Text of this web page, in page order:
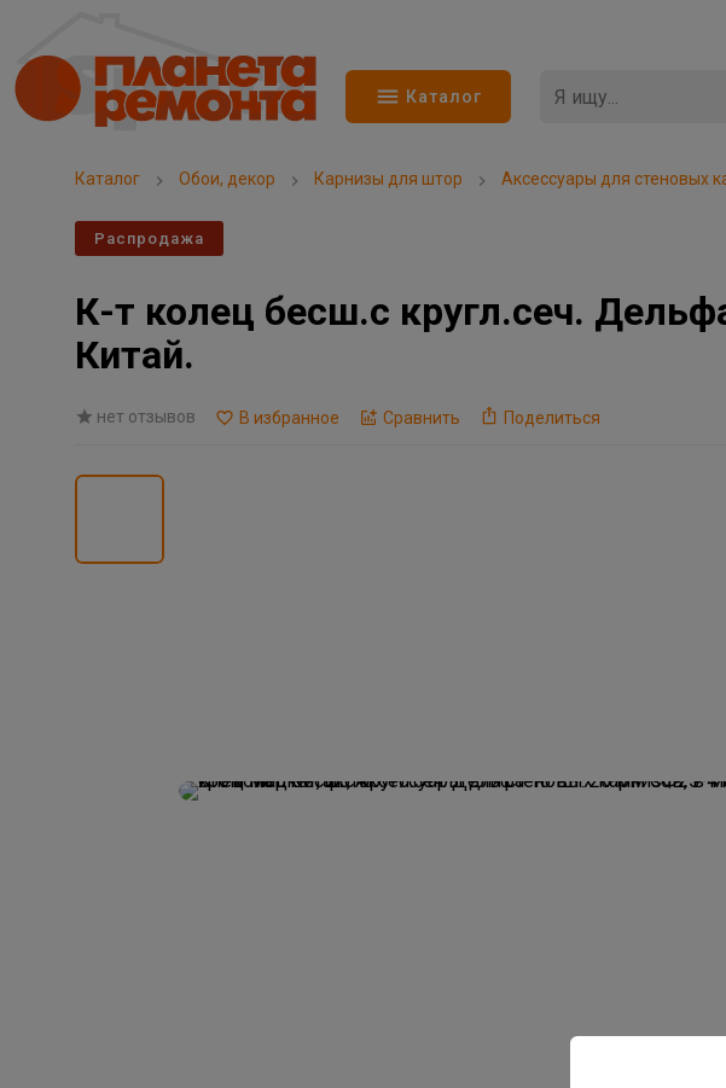
Каталог
Каталог Обои, декор Карнизы для штор Аксессуары для стеновых
Распродажа
К-т колец бесш.с кругл.сеч.
Китай.
нет отзывов В избранное Сравнить Поделиться